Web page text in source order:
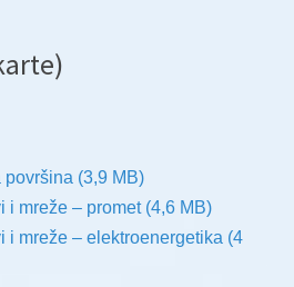
(3,9 MB)
i mreže – promet(4,6 MB)
i mreže – elektroenergetika (4